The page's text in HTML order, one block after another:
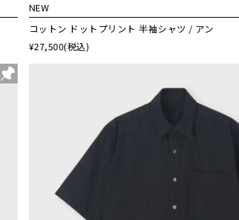
NEW
コットン ドットプリント 半袖シャツ / アン
¥27,500(税込)